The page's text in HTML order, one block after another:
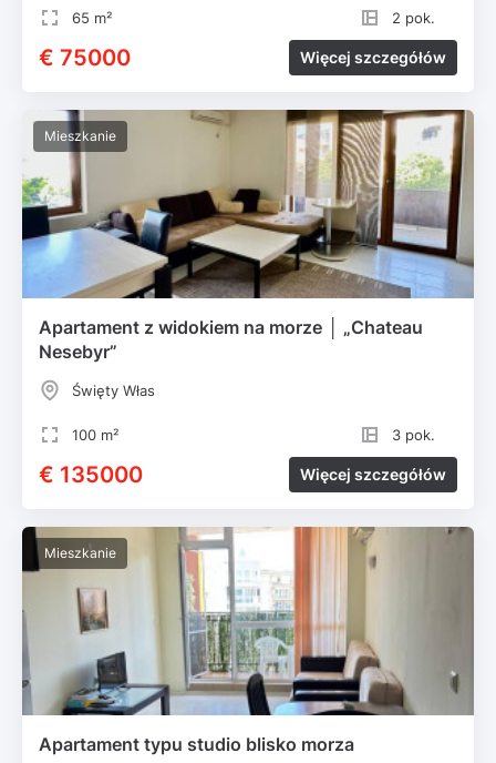
65 m² 2 pok.
€ 75000 Więcej szczegółów
Mieszkanie
Apartament z widokiem na morze │ „Chateau
Nesebyr”
Święty Włas
100 m² 3 pok.
€ 135000 Więcej szczegółów
Mieszkanie
Apartament typu studio blisko morza